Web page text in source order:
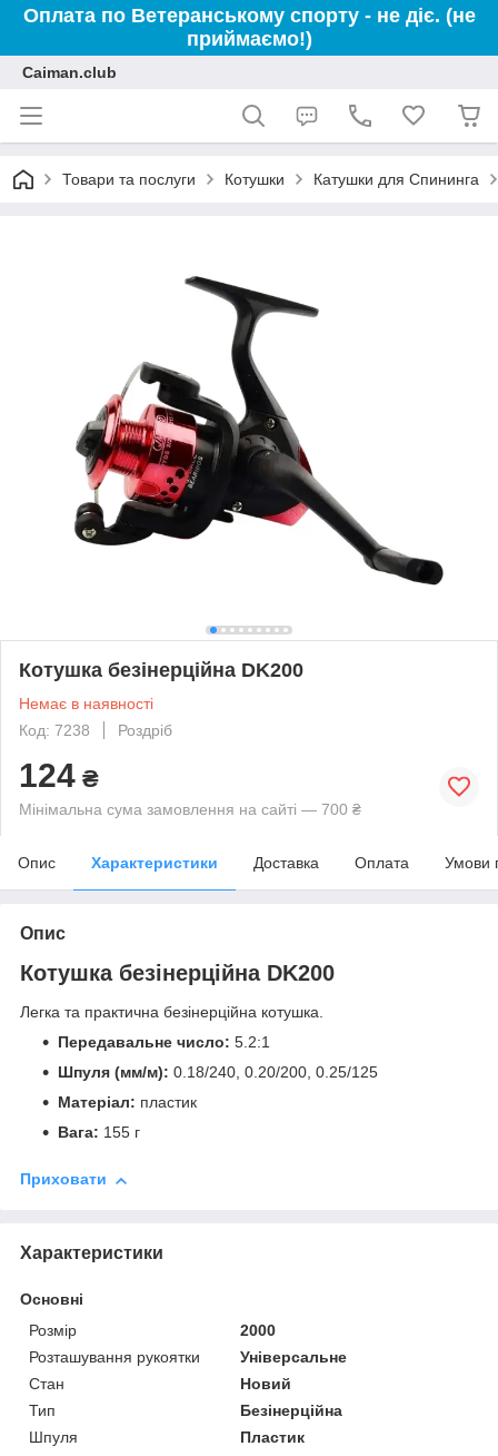
Оплата по Ветеранському спорту - не діє. (не
приймаємо!)
Caiman.club
Товари та послуги Котушки Катушки для Спининга
Котушка безінерційна DK200
Немає в наявності
Код: 7238
Роздріб
124 ₴
Мінімальна сума замовлення на сайті — 700 ₴
Опис Характеристики Доставка Оплата Умови
Опис
Котушка безінерційна DK200
Легка та практична безінерційна котушка.
Передавальне число: 5.2:1
Шпуля (мм/м): 0.18/240, 0.20/200, 0.25/125
Матеріал: пластик
Вага: 155 г
Приховати
Характеристики
Основні
Розмір
2000
Розташування рукоятки
Універсальне
Стан
Новий
Тип
Безінерційна
Шпуля
Пластик